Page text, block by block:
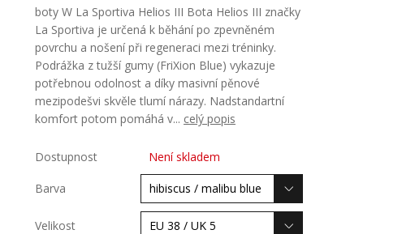
boty W La Sportiva Helios III Bota Helios III značky
La Sportiva je určená k běhání po zpevněném
povrchu a nošení při regeneraci mezi tréninky.
Podrážka z tužší gumy (FriXion Blue) vykazuje
potřebnou odolnost a díky masivní pěnové
mezipodešvi skvěle tlumí nárazy. Nadstandartní
komfort potom pomáhá v... celý popis
Dostupnost Není skladem
Barva
Velikost